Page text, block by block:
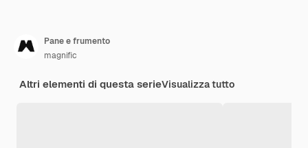
Pane e frumento
magnific
Altri elementi di questa serieVisualizza tutto